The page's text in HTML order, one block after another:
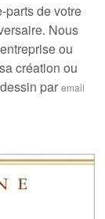
parts de votre
Nous
ou
création ou
par email